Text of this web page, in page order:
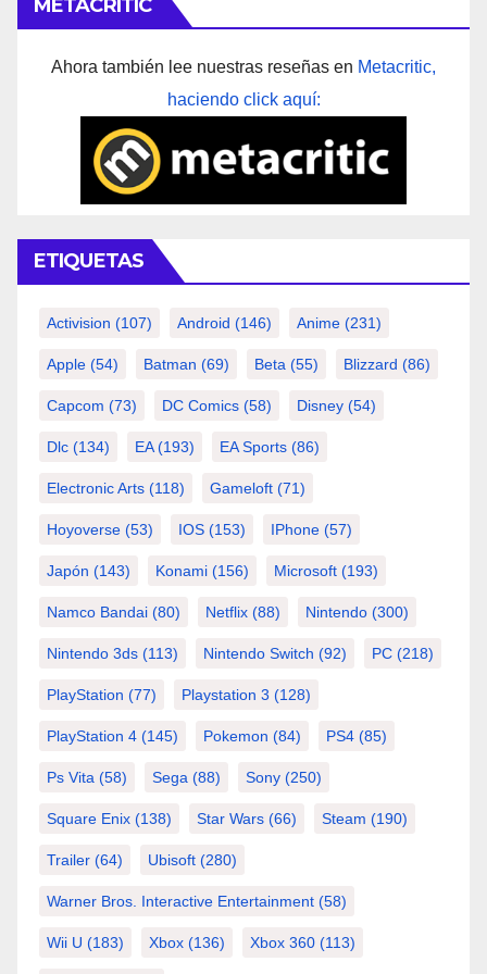
METACRITIC
Ahora también lee nuestras reseñas en Metacritic,
haciendo click aquí:
ETIQUETAS
Activision (107) Android (146) Anime (231)
Apple (54) Batman (69) Beta (55) Blizzard (86)
Capcom (73) DC Comics (58) Disney (54)
Dlc (134) EA(193) EA Sports (86)
Electronic Arts (118) Gameloft (71)
Hoyoverse (53) IOS (153) IPhone (57)
Japón (143) Konami (156) Microsoft (193)
Namco Bandai (80) Netflix (88) Nintendo (300)
Nintendo 3ds (113) Nintendo Switch (92) PC (218)
PlayStation (77) Playstation 3 (128)
PlayStation 4 (145) Pokemon (84) PS4 (85)
Ps Vita (58) Sega (88) Sony (250)
Square Enix (138) Star Wars (66) Steam (190)
Trailer (64) Ubisoft (280)
Warner Bros. Interactive Entertainment (58)
Wii U (183) Xbox (136) Xbox 360 (113)